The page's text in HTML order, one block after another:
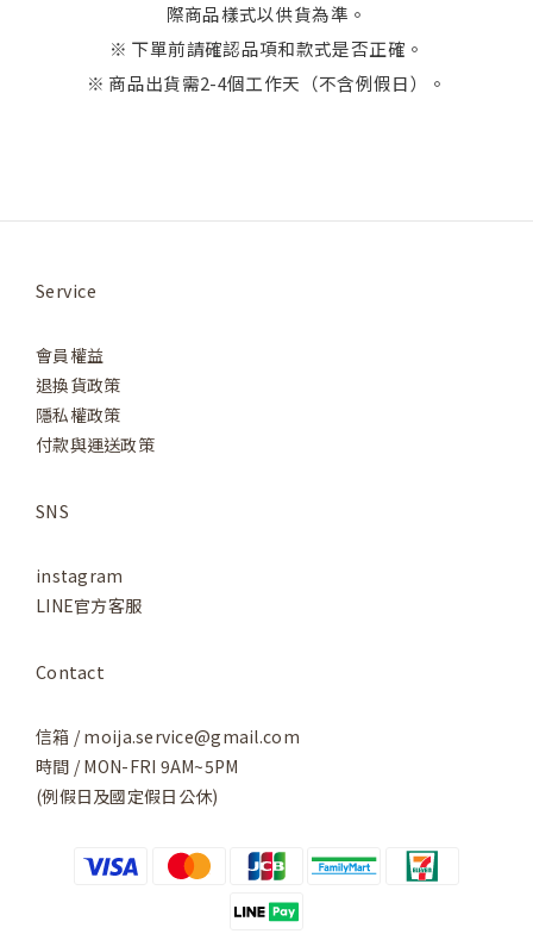
際商品樣式以供貨為準。
※ 下單前請確認品項和款式是否正確。
※ 商品出貨需2-4個工作天（不含例假日）。
Service
會員權益
退換貨政策
隱私權政策
付款與運送政策
SNS
instagram
LINE官方客服
Contact
信箱 / moija.service@gmail.com
時間 / MON-FRI 9AM~5PM
(例假日及國定假日公休)